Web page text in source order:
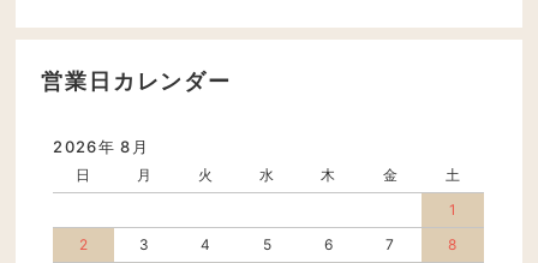
営業日カレンダー
2026年 8月
日 月 火 水 木 金
土
1
2
3 4 5 6 7
8